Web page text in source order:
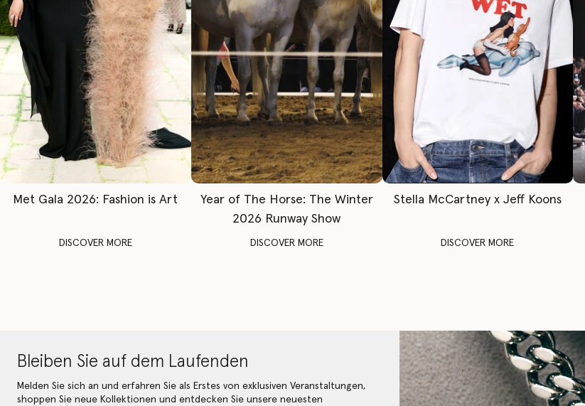
Met Gala 2026: Fashion is Art
DISCOVER MORE
Year of The Horse: The Winter
2026 Runway Show
DISCOVER MORE
Stella McCartney x Jeff Koons
DISCOVER MORE
Bleiben Sie auf dem Laufenden
Melden Sie sich an und erfahren Sie als Erstes von exklusiven Veranstaltungen,
shoppen Sie neue Kollektionen und entdecken Sie unsere neuesten